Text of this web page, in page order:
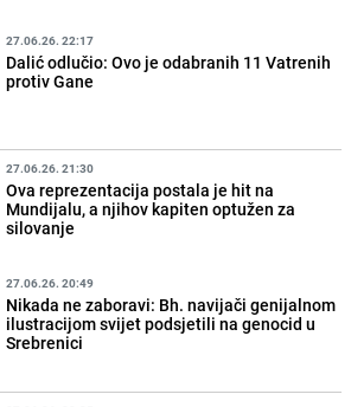
27.06.26. 22:17
Dalić odlučio: Ovo je odabranih 11 Vatrenih
protiv Gane
27.06.26. 21:30
Ova reprezentacija postala je hit na
Mundijalu, a njihov kapiten optužen za
silovanje
27.06.26. 20:49
Nikada ne zaboravi: Bh. navijači genijalnom
ilustracijom svijet podsjetili na genocid u
Srebrenici